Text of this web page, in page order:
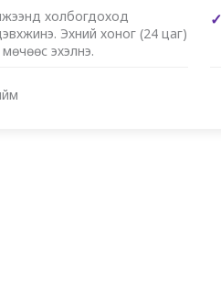
холбогдоход
Эхний хоног (24 цаг)
мөчөөс эхэлнэ.